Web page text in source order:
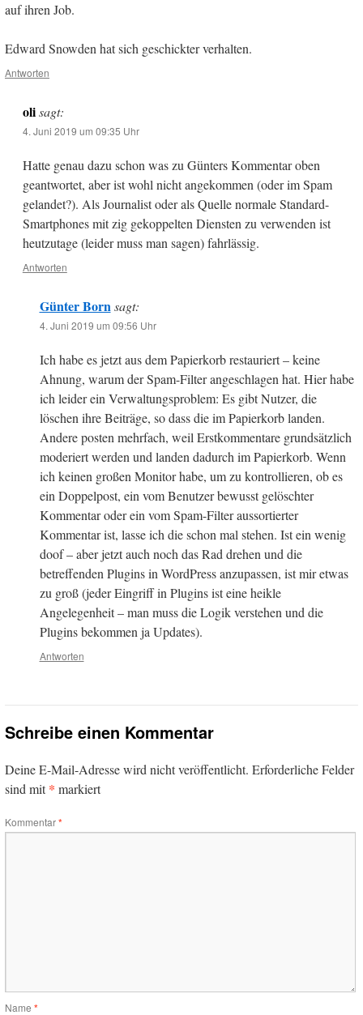
auf ihren Job.
Edward Snowden hat sich geschickter verhalten.
Antworten
oli sagt:
4. Juni 2019 um 09:35 Uhr
Hatte genau dazu schon was zu Günters Kommentar oben
geantwortet, aber ist wohl nicht angekommen (oder im Spam
gelandet?). Als Journalist oder als Quelle normale Standard-
Smartphones mit zig gekoppelten Diensten zu verwenden ist
heutzutage (leider muss man sagen) fahrlässig.
Antworten
Günter Born sagt:
4. Juni 2019 um 09:56 Uhr
Ich habe es jetzt aus dem Papierkorb restauriert – keine
Ahnung, warum der Spam-Filter angeschlagen hat. Hier habe
ich leider ein Verwaltungsproblem: Es gibt Nutzer, die
löschen ihre Beiträge, so dass die im Papierkorb landen.
Andere posten mehrfach, weil Erstkommentare grundsätzlich
moderiert werden und landen dadurch im Papierkorb. Wenn
ich keinen großen Monitor habe, um zu kontrollieren, ob es
ein Doppelpost, ein vom Benutzer bewusst gelöschter
Kommentar oder ein vom Spam-Filter aussortierter
Kommentar ist, lasse ich die schon mal stehen. Ist ein wenig
doof – aber jetzt auch noch das Rad drehen und die
betreffenden Plugins in WordPress anzupassen, ist mir etwas
zu groß (jeder Eingriff in Plugins ist eine heikle
Angelegenheit – man muss die Logik verstehen und die
Plugins bekommen ja Updates).
Antworten
Schreibe einen Kommentar
Deine E-Mail-Adresse wird nicht veröffentlicht. Erforderliche Felder
sind mit* markiert
Kommentar*
Name *